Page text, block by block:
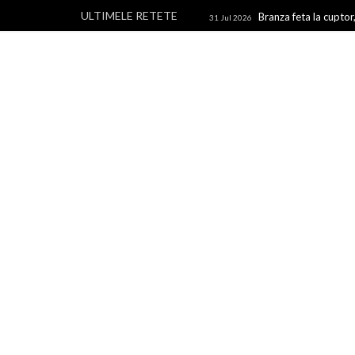
ULTIMELE RETETE 31 Jul 2026 Branza feta la